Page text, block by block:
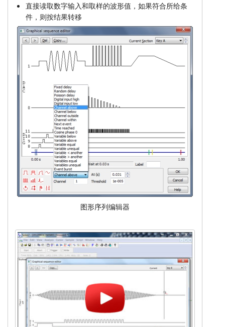
直接读取数字输入和取样的波形值，如果符合所给条
件，则按结果转移
图形序列编辑器